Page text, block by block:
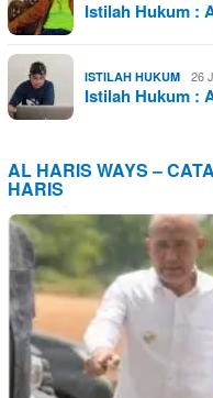
Istilah Hukum :
ISTILAH HUKUM 26
Istilah Hukum :
AL HARIS WAYS –
HARIS